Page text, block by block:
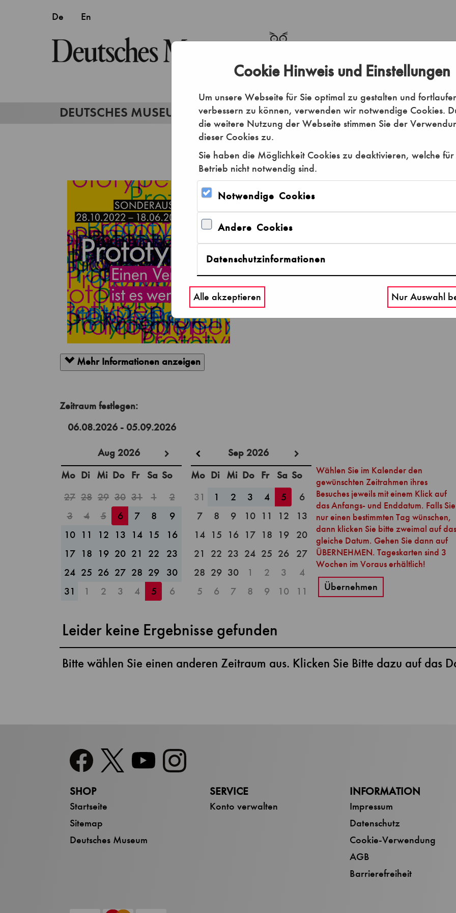
Cookie Hinweis und Einstellungen
Um unsere Webseite für Sie optimal zu gestalten und
verbessern zu können, verwenden wir notwendige Cookies.
die weitere Nutzung der Webseite stimmen Sie der
dieser Cookies zu.
Sie haben die Möglichkeit Cookies zu deaktivieren, welche
Betrieb nicht notwendig sind.
Notwendige Cookies
Andere Cookies
Datenschutzinformationen
Alle akzeptieren Nur Auswahl
Exkursion öff.
Keine Abendkasse
14.06.2023 - 17:00 Uhr
Treffpunkt: Fraunhofer
Mehr Informationen anzeigen
Leider keine Ergebnisse gefunden
Bitte wählen Sie einen anderen Zeitraum aus. Klicken Sie Bitte dazu auf das
SHOP
Startseite
Sitemap
Deutsches Museum
SERVICE
Konto verwalten
INFORMATION
Impressum
Datenschutz
Cookie-Verwendung
AGB
Barrierefreiheit
Aug 2026
Mo Di Mi Do Fr Sa So
27 28 29 30 31 1
2
3
4 5 6 7 8
9
10 11 12 13 14 15
16
17 18 19 20 21 22
23
24 25 26 27 28 29 30
31
1 2 3 4 5 6
Sep 2026
Mo Di Mi Do Fr Sa So
31
1 2 3 4 5
6
7
8 9 10 11 12
13
14 15 16 17 18 19 20
21
22 23 24 25 26 27
28 29 30 1 2 3
4
5
6 7 8 9 10 11 Übernehmen